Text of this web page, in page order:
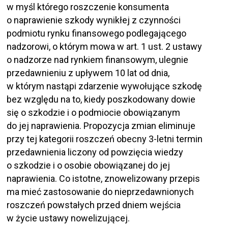
w myśl którego roszczenie konsumenta
o naprawienie szkody wynikłej z czynności
podmiotu rynku finansowego podlegającego
nadzorowi, o którym mowa w art. 1 ust. 2 ustawy
o nadzorze nad rynkiem finansowym, ulegnie
przedawnieniu z upływem 10 lat od dnia,
w którym nastąpi zdarzenie wywołujące szkodę
bez względu na to, kiedy poszkodowany dowie
się o szkodzie i o podmiocie obowiązanym
do jej naprawienia. Propozycja zmian eliminuje
przy tej kategorii roszczeń obecny 3-letni termin
przedawnienia liczony od powzięcia wiedzy
o szkodzie i o osobie obowiązanej do jej
naprawienia. Co istotne, znowelizowany przepis
ma mieć zastosowanie do nieprzedawnionych
roszczeń powstałych przed dniem wejścia
w życie ustawy nowelizującej.